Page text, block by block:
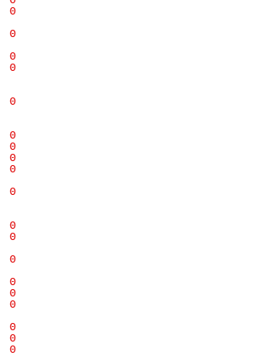
Θ
Θ
Θ
Θ
Θ
Θ
Θ
Θ
Θ
Θ
Θ
Θ
Θ
Θ
Θ
Θ
Θ
Θ
Θ